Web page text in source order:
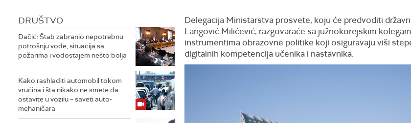
DRUŠTVO
Dačić: Štab zabranio nepotrebnu
potrošnju vode, situacija sa
požarima i vodostajem nešto bolja
Kako rashladiti automobil tokom
vrućina i šta nikako ne smete da
ostavite u vozilu – saveti auto-
mehaničara
Delegacija Ministarstva prosvete, koju će predvoditi
Langović Milićević, razgovaraće sa južnokorejskim
instrumentima obrazovne politike koji osiguravaju viši
digitalnih kompetencija učenika i nastavnika.